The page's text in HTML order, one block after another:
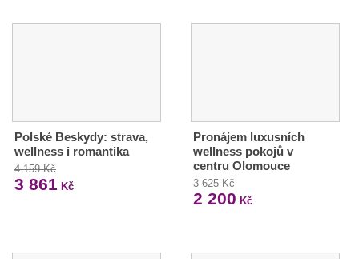
Polské Beskydy: strava,
wellness i romantika
4 159 Kč
3 861 Kč
Pronájem luxusních
wellness pokojů v
centru Olomouce
3 625 Kč
2 200 Kč